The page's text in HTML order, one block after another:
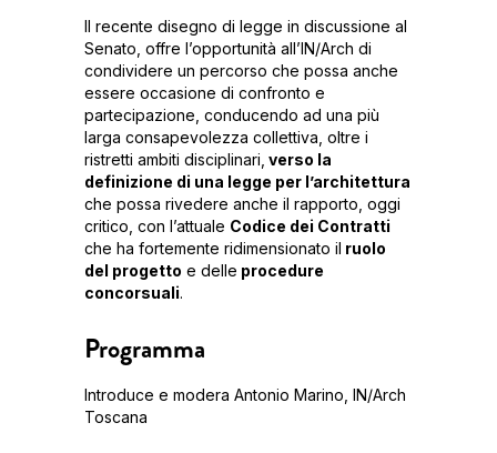
Il recente disegno di legge in discussione al
Senato, offre l’opportunità all’IN/Arch di
condividere un percorso che possa anche
essere occasione di confronto e
partecipazione, conducendo ad una più
larga consapevolezza collettiva, oltre i
ristretti ambiti disciplinari, verso la
definizione di una legge per l’architettura
che possa rivedere anche il rapporto, oggi
critico, con l’attuale Codice dei Contratti
che ha fortemente ridimensionato il ruolo
del progetto e delle procedure
concorsuali.
Programma
Introduce e modera Antonio Marino, IN/Arch
Toscana